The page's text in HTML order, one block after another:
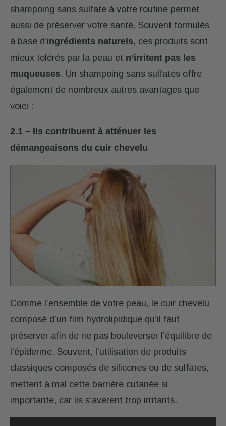
shampoing sans sulfate à votre routine permet
aussi de préserver votre santé. Souvent formulés
à base d’ingrédients naturels, ces produits sont
mieux tolérés par la peau et n’irritent pas les
muqueuses. Un shampoing sans sulfates offre
également de nombreux autres avantages que
voici :
2.1 – Ils contribuent à atténuer les
démangeaisons du cuir chevelu
Comme l’ensemble de votre peau, le cuir chevelu
composé d’un film hydrolipidique qu’il faut
préserver afin de ne pas bouleverser l’équilibre de
l’épiderme. Souvent, l’utilisation de produits
classiques composés de silicones ou de sulfates,
mettent à mal cette barrière cutanée si
importante, car ils s’avèrent trop irritants.